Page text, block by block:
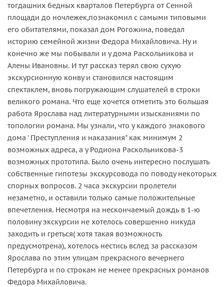
тогдашних бедных кварталов Петербурга от Сенной
площади до ночлежек,познакомил с самыми типовыми
его обитателями, показал дом Рогожина, поведал
историю семейной жизни Федора Михайловича. Ну и
конечно же мы побывали и у дома Раскольникова и
Алены Ивановны. И тут рассказ терял свою сухую
экскурсионную конву и становился настоящим
спектаклем, вновь погружающим слушателей в строки
великого романа. Что еще хочется отметить это большая
работа Ярослава над литературными изысканиями по
топологии романа. Мы узнали, что у каждого знакового
дома ' Преступления и наказания" как минимум 2
возможных адреса, а у Родиона Раскольникова-3
возможных прототипа. Было очень интересно послушать
собственные гипотезы экскурсовода по поводу некоторых
спорных вопросов. 2 часа экскурсии пролетели
незаметно, и оставили только самые положительные
впечетления. Несмотря на нескончаемый дождь в 1-ю
половину экскурсии не хотелось совершенно никуда
заходить и греться( хотя такая возможность
предусмотрена), хотелось нестись вслед за рассказом
Ярослава по этим улицам прекрасного вечернего
Петербурга и по строкам не менее прекрасных романов
Федора Михайловича.